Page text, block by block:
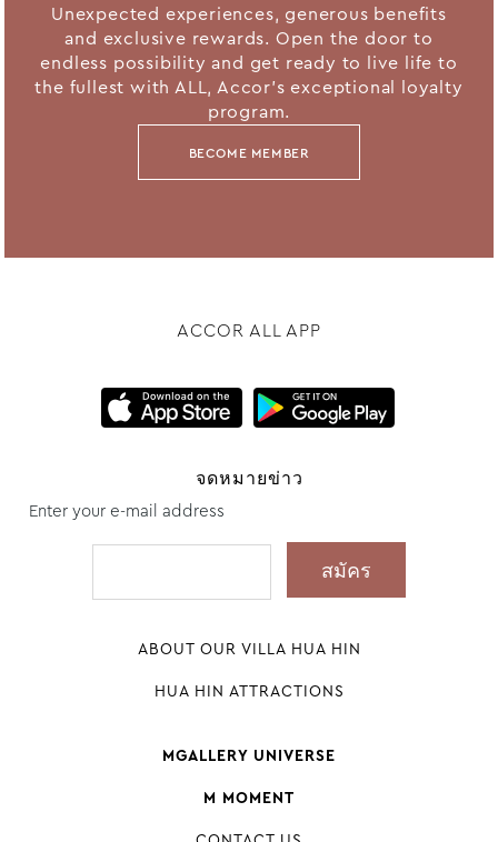
Unexpected experiences, generous benefits
and exclusive rewards. Open the door to
endless possibility and get ready to live life to
the fullest with ALL, Accor's exceptional loyalty
program.
BECOME MEMBER
ACCOR ALL APP
จดหมายข่าว
Enter your e-mail address
ABOUT OUR VILLA HUA HIN
HUA HIN ATTRACTIONS
MGALLERY UNIVERSE
M MOMENT